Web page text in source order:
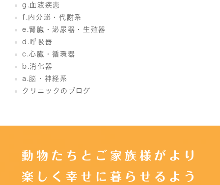
g.血液疾患
f.内分泌・代謝系
e.腎臓・泌尿器・生殖器
d.呼吸器
c.心臓・循環器
b.消化器
a.脳・神経系
クリニックのブログ
動物たちとご家族様がより
楽しく幸せに暮らせるよう